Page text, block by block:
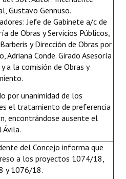
Gustavo Gennuso.
Jefe de Gabinete a/c de
de Obras y Servicios Públicos,
y Dirección de Obras por
Adriana Conde. Girado Asesoría
a la comisión de Obras y
por unanimidad de los
el tratamiento de preferencia
encontrándose ausente el
Ávila.
del Concejo informa que
a los proyectos 1074/18,
y 1076/18.